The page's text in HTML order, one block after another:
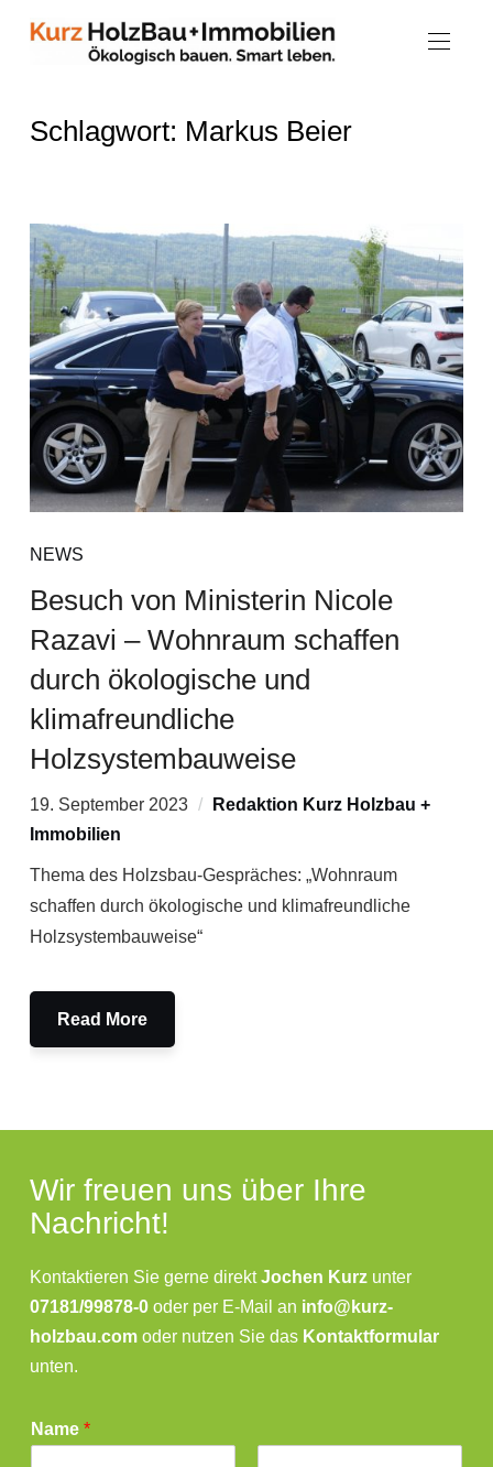
Schlagwort: Markus Beier
NEWS
Besuch von Ministerin Nicole
Razavi – Wohnraum schaffen
durch ökologische und
klimafreundliche
Holzsystembauweise
19. September 2023
Redaktion Kurz Holzbau +
Immobilien
Thema des Holzsbau-Gespräches: „Wohnraum
schaffen durch ökologische und klimafreundliche
Holzsystembauweise“
Read More
Wir freuen uns über Ihre
Nachricht!
Kontaktieren Sie gerne direktJochen Kurzunter
07181/99878-0oder per E-Mail an info@kurz-
holzbau.com oder nutzen Sie das Kontaktformular
unten.
Name *